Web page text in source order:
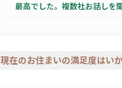
最高でした。複数社お話しを
現在のお住まいの満足度はい